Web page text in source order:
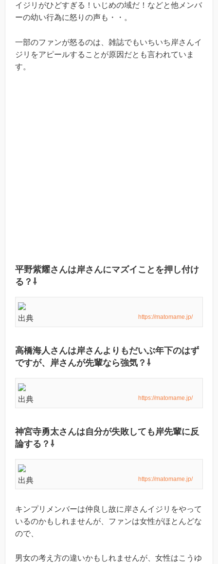
イジリがひどすぎる！いじめの域だ！などと他メンバ
ーの幼い行為に怒りの声も・・。
一部のファンが怒るのは、雑誌でもいちいち岸さんイ
ジリをアピールすることが原因だとも言われていま
す。
平野紫耀さんは岸さんにマズイことを押し付け
る？⇩
出典 https://matomame.jp/
高橋海人さんは岸さんよりもだいぶ年下のはず
ですが、岸さんが先輩なら強気？⇩
出典 https://matomame.jp/
神宮寺勇太さんは自分が失敗しても岸先輩に反
論する？⇩
出典 https://matomame.jp/
キンプリメンバーは仲良し故に岸さんイジリをやって
いるのかもしれませんが、ファンは女性がほとんどな
ので、
男女の考え方の違いかもしれませんが、女性はこうゆ